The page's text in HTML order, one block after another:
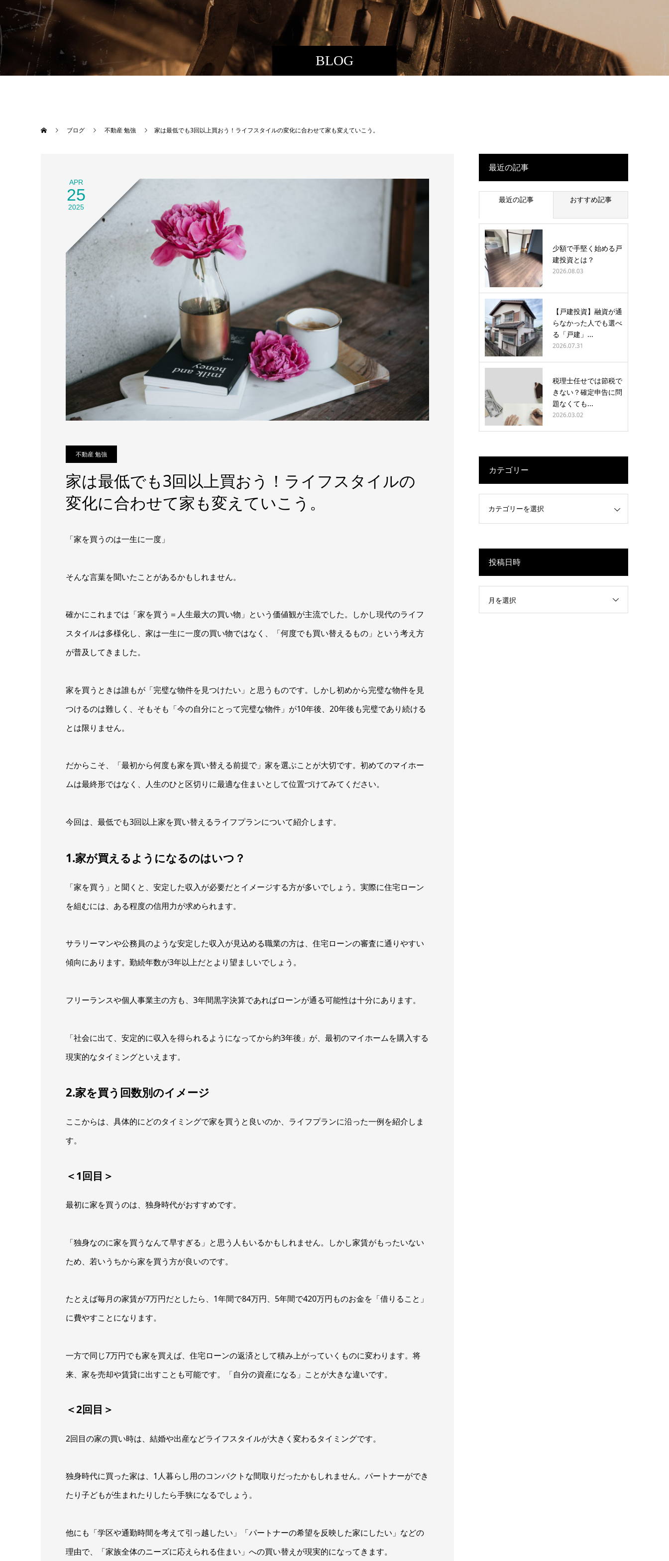
BLOG
ブログ 不動産 勉強 家は最低でも3回以上買おう！ライフスタイルの変化に合わせて家も変えていこう。
APR
25
2025
不動産 勉強
家は最低でも3回以上買おう！ライフスタイルの
変化に合わせて家も変えていこう。
「家を買うのは一生に一度」
そんな言葉を聞いたことがあるかもしれません。
確かにこれまでは「家を買う＝人生最大の買い物」という価値観が主流でした。しかし現代のライフ
スタイルは多様化し、家は一生に一度の買い物ではなく、「何度でも買い替えるもの」という考え方
が普及してきました。
家を買うときは誰もが「完璧な物件を見つけたい」と思うものです。しかし初めから完璧な物件を見
つけるのは難しく、そもそも「今の自分にとって完璧な物件」が10年後、20年後も完璧であり続ける
とは限りません。
だからこそ、「最初から何度も家を買い替える前提で」家を選ぶことが大切です。初めてのマイホー
ムは最終形ではなく、人生のひと区切りに最適な住まいとして位置づけてみてください。
今回は、最低でも3回以上家を買い替えるライフプランについて紹介します。
1.家が買えるようになるのはいつ？
「家を買う」と聞くと、安定した収入が必要だとイメージする方が多いでしょう。実際に住宅ローン
を組むには、ある程度の信用力が求められます。
サラリーマンや公務員のような安定した収入が見込める職業の方は、住宅ローンの審査に通りやすい
傾向にあります。勤続年数が3年以上だとより望ましいでしょう。
フリーランスや個人事業主の方も、3年間黒字決算であればローンが通る可能性は十分にあります。
「社会に出て、安定的に収入を得られるようになってから約3年後」が、最初のマイホームを購入する
現実的なタイミングといえます。
2.家を買う回数別のイメージ
ここからは、具体的にどのタイミングで家を買うと良いのか、ライフプランに沿った一例を紹介しま
す。
＜1回目＞
最初に家を買うのは、独身時代がおすすめです。
「独身なのに家を買うなんて早すぎる」と思う人もいるかもしれません。しかし家賃がもったいない
ため、若いうちから家を買う方が良いのです。
たとえば毎月の家賃が7万円だとしたら、1年間で84万円、5年間で420万円ものお金を「借りること」
に費やすことになります。
一方で同じ7万円でも家を買えば、住宅ローンの返済として積み上がっていくものに変わります。将
来、家を売却や賃貸に出すことも可能です。「自分の資産になる」ことが大きな違いです。
＜2回目＞
2回目の家の買い時は、結婚や出産などライフスタイルが大きく変わるタイミングです。
独身時代に買った家は、1人暮らし用のコンパクトな間取りだったかもしれません。パートナーができ
たり子どもが生まれたりしたら手狭になるでしょう。
他にも「学区や通勤時間を考えて引っ越したい」「パートナーの希望を反映した家にしたい」などの
理由で、「家族全体のニーズに応えられる住まい」への買い替えが現実的になってきます。
最近の記事
最近の記事 おすすめ記事
少額で手堅く始める戸
建投資とは？
2026.08.03
【戸建投資】融資が通
らなかった人でも選べ
る「戸建」...
2026.07.31
税理士任せでは節税で
きない？確定申告に問
題なくても...
2026.03.02
カテゴリー
投稿日時
月を選択